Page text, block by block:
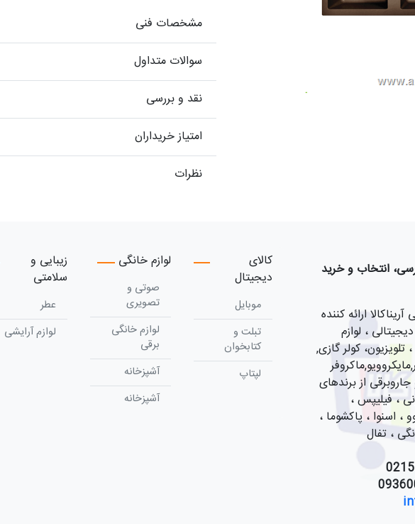
مشخصات فنی
سوالات متداول
نقد و بررسی
امتیاز خریداران
نظرات
انتخاب و خرید
ارائه کننده
، لوازم
کولر گازی,
از برندهای
، فیلیپس ،
، اسنوا ، پاکشوما ،
، تفال
021
کالای
دیجیتال
موبایل
تبلت و
کتابخوان
لپتاپ
لوازم خانگی
صوتی و
تصویری
لوازم خانگی
برقی
آشپزخانه
آشپزخانه
زیبایی و
سلامتی
عطر
لوازم آرایشی